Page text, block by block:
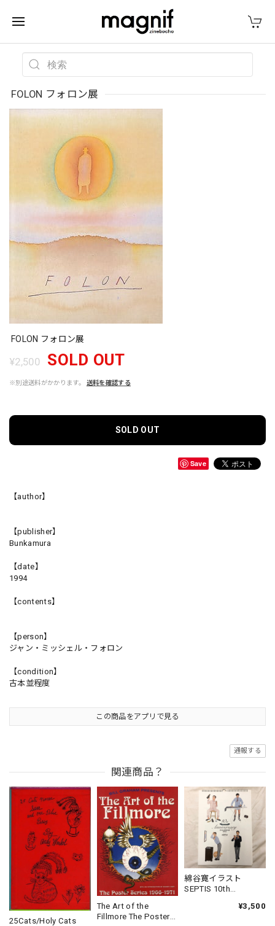
FOLON フォロン展
FOLON フォロン展
¥2,500 SOLD OUT
※別途送料がかかります。 送料を確認する
SOLD OUT
Save
【author】
【publisher】
Bunkamura
【date】
1994
【contents】
【person】
ジャン・ミッシェル・フォロン
【condition】
古本並程度
この商品をアプリで見る
通報する
関連商品？
25Cats/Holy Cats
The Art of the
Fillmore The Poster
綿谷寛イラスト
SEPTIS 10th
¥3,500